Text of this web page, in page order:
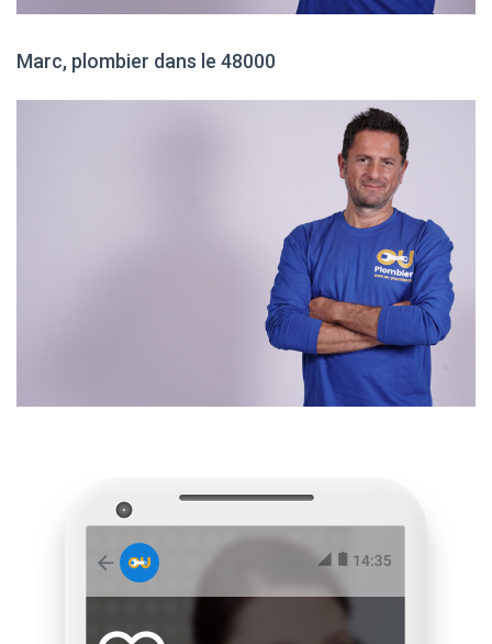
Marc, plombier dans le 48000